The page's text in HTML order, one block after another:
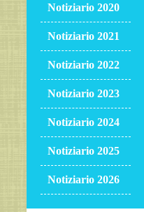
Notiziario 2020
Notiziario 2021
Notiziario 2022
Notiziario 2023
Notiziario 2024
Notiziario 2025
Notiziario 2026